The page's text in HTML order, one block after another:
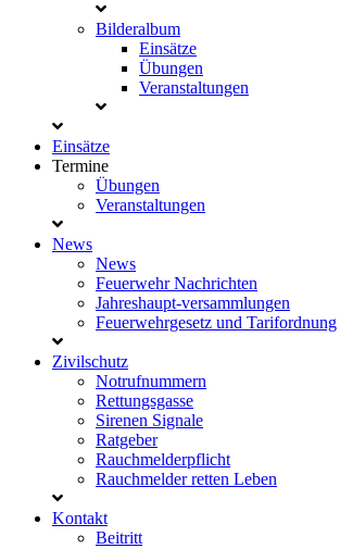
Bilderalbum
Einsätze
Übungen
Veranstaltungen
Einsätze
Termine
Übungen
Veranstaltungen
News
News
Feuerwehr Nachrichten
Jahreshaupt-versammlungen
Feuerwehrgesetz und Tarifordnung
Zivilschutz
Notrufnummern
Rettungsgasse
Sirenen Signale
Ratgeber
Rauchmelderpflicht
Rauchmelder retten Leben
Kontakt
Beitritt